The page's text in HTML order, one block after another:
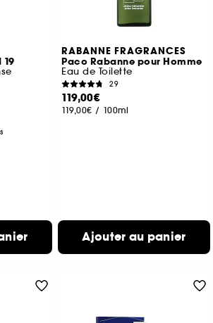
19
RABANNE FRAGRANCES
Paco Rabanne pour Homme
Eau de Toilette
29
119,00€
119,00€ / 100ml
Ajouter au panier